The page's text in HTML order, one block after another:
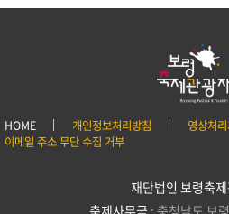
HOME 개인정보처리방침
영상처
이메일 주소 무단 수집 거부
재단법인 보령축
축제사무국 : 충청남도 보